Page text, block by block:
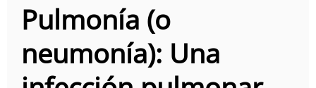
Pulmonía (o
neumonía): Una